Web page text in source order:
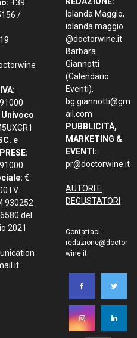
+39
/
e
€.
I.V.
930252
del
2021
Iolanda Maggio,
iolanda.maggio
@doctorwine.it
Barbara
Giannotti
(Calendario
Eventi),
bg.giannotti@gm
ail.com
PUBBLICITÀ,
MARKETING &
EVENTI:
pr@doctorwine.it
AUTORI E
DEGUSTATORI
Contattaci:
redazione@doctor
wine.it